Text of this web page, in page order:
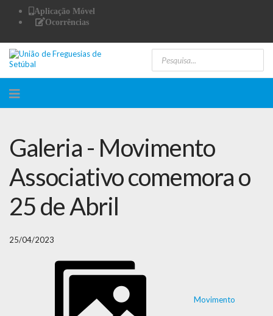
Aplicação Móvel
Ocorrências
Galeria - Movimento
Associativo comemora o
25 de Abril
25/04/2023
Movimento